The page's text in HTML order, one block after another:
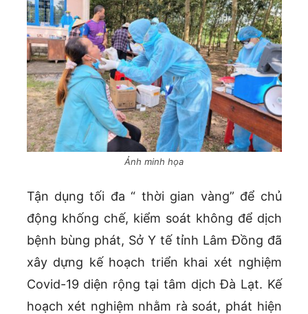
Ảnh minh họa
Tận dụng tối đa “ thời gian vàng” để chủ
động khống chế, kiểm soát không để dịch
bệnh bùng phát, Sở Y tế tỉnh Lâm Đồng đã
xây dựng kế hoạch triển khai xét nghiệm
Covid-19 diện rộng tại tâm dịch Đà Lạt. Kế
hoạch xét nghiệm nhằm rà soát, phát hiện